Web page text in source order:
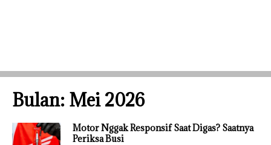
Bulan: Mei 2026
Motor Nggak Responsif Saat Digas? Saatnya
Periksa Busi